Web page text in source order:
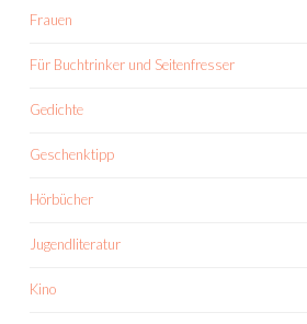
Frauen
Für Buchtrinker und Seitenfresser
Gedichte
Geschenktipp
Hörbücher
Jugendliteratur
Kino